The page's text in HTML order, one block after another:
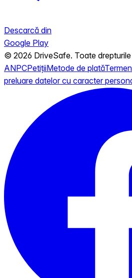
Descarcă din
Google Play
© 2026 DriveSafe. Toate
ANPCPetițiiMetode de plată
preluare datelor cu caracter